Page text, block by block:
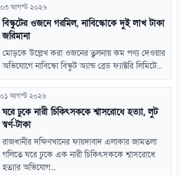
০৩ আগস্ট ২০২৬
বিস্কুটের ওজনে গরমিল, নাবিস্কোকে দুই লাখ টাকা
জরিমানা
মোড়কে উল্লেখ করা ওজনের তুলনায় কম পণ্য দেওয়ার
অভিযোগে নাবিস্কো বিস্কুট অ্যান্ড ব্রেড ফ্যাক্টরি লিমিটে...
০১ আগস্ট ২০২৬
ঘরে ঢুকে নারী চিকিৎসককে শ্বাসরোধে হত্যা, লুট
স্বর্ণ-টাকা
রাজধানীর দক্ষিণখানের ফায়দাবাদ এলাকার জামতলা
গলিতে ঘরে ঢুকে এক নারী চিকিৎসককে শ্বাসরোধে
হত্যার অভিযোগ...